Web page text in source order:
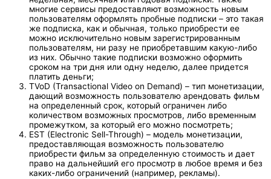
многие сервисы предоставляют возможность новым
пользователям оформлять пробные подписки – это такая
же подписка, как и обычная, только приобрести ее
можно исключительно новым зарегистрированным
пользователям, ни разу не приобретавшим какую-либо
из них. Обычно такие подписки возможно оформить
сроком на три дня или одну неделю, далее придется
платить деньги;
TVoD (Transactional Video on Demand) – тип монетизации,
дающий возможность пользователю арендовать фильм
на определенный срок, который ограничен либо
количеством возможных просмотров, либо временным
промежутком, за который его можно посмотреть;
EST (Electronic Sell-Through) – модель монетизации,
предоставляющая возможность пользователю
приобрести фильм за определенную стоимость и дает
право на дальнейший его просмотр в любое время и без
каких-либо ограничений (например, рекламы).